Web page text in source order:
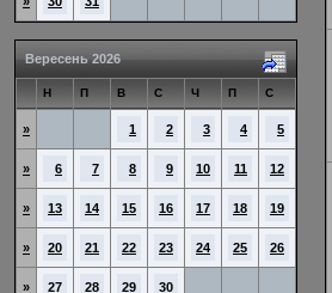
Вересень 2026
Н П В С Ч П С
» 1 2 3 4 5
» 6 7 8 9 10 11 12
» 13 14 15 16 17 18 19
» 20 21 22 23 24 25 26
» 27 28 29 30